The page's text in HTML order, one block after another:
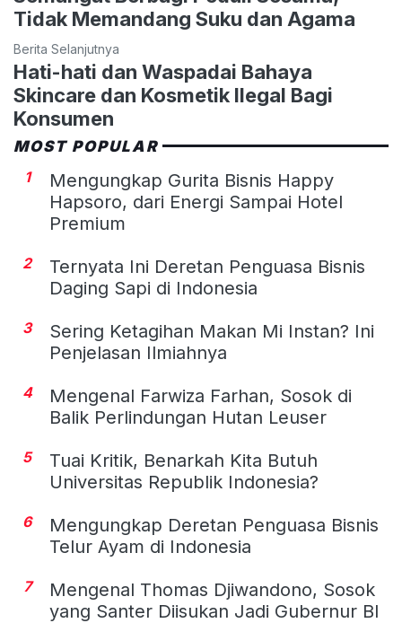
Tidak Memandang Suku dan Agama
Berita Selanjutnya
Hati-hati dan Waspadai Bahaya
Skincare dan Kosmetik Ilegal Bagi
Konsumen
MOST POPULAR
1
Mengungkap Gurita Bisnis Happy
Hapsoro, dari Energi Sampai Hotel
Premium
2
Ternyata Ini Deretan Penguasa Bisnis
Daging Sapi di Indonesia
3
Sering Ketagihan Makan Mi Instan? Ini
Penjelasan Ilmiahnya
4
Mengenal Farwiza Farhan, Sosok di
Balik Perlindungan Hutan Leuser
5
Tuai Kritik, Benarkah Kita Butuh
Universitas Republik Indonesia?
6
Mengungkap Deretan Penguasa Bisnis
Telur Ayam di Indonesia
7
Mengenal Thomas Djiwandono, Sosok
yang Santer Diisukan Jadi Gubernur BI